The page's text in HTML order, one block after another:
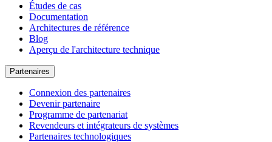
Études de cas
Documentation
Architectures de référence
Blog
Aperçu de l'architecture technique
Partenaires
Connexion des partenaires
Devenir partenaire
Programme de partenariat
Revendeurs et intégrateurs de systèmes
Partenaires technologiques